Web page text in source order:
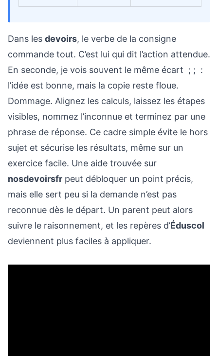
Dans les devoirs, le verbe de la consigne
commande tout. C’est lui qui dit l’action attendue.
En seconde, je vois souvent le même écart ; ; :
l’idée est bonne, mais la copie reste floue.
Dommage. Alignez les calculs, laissez les étapes
visibles, nommez l’inconnue et terminez par une
phrase de réponse. Ce cadre simple évite le hors
sujet et sécurise les résultats, même sur un
exercice facile. Une aide trouvée sur
nosdevoirsfr peut débloquer un point précis,
mais elle sert peu si la demande n’est pas
reconnue dès le départ. Un parent peut alors
suivre le raisonnement, et les repères d’Éduscol
deviennent plus faciles à appliquer.